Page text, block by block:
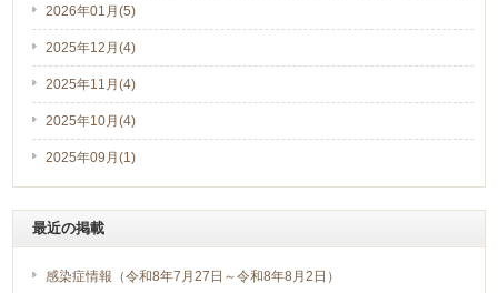
2026年01月(5)
2025年12月(4)
2025年11月(4)
2025年10月(4)
2025年09月(1)
最近の掲載
感染症情報（令和8年7月27日～令和8年8月2日）